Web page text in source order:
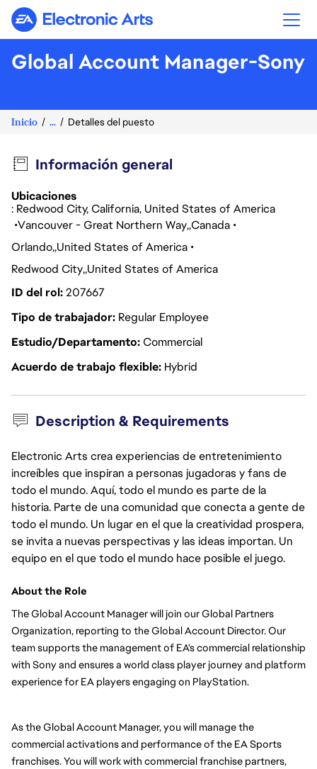
Electronic Arts
Global Account Manager-Sony
Inicio ... Detalles del puesto
Información general
Ubicaciones
: Redwood City, California, United States of America
Vancouver - Great Northern Way Canada
Orlando United States of America
Redwood City United States of America
ID del rol207667
Tipo de trabajador Regular Employee
Estudio/DepartamentoCommercial
Acuerdo de trabajo flexible Hybrid
Description & Requirements
Electronic Arts crea experiencias de entretenimiento
increíbles que inspiran a personas jugadoras y fans de
todo el mundo. Aquí, todo el mundo es parte de la
historia. Parte de una comunidad que conecta a gente de
todo el mundo. Un lugar en el que la creatividad prospera,
se invita a nuevas perspectivas y las ideas importan. Un
equipo en el que todo el mundo hace posible el juego.
About the Role
The Global Account Manager will join our Global Partners
Organization, reporting to the Global Account Director. Our
team supports the management of EA's commercial relationship
with Sony and ensures a world class player journey and platform
experience for EA players engaging on PlayStation.
As the Global Account Manager, you will manage the
commercial activations and performance of the EA Sports
franchises. You will work with commercial franchise partners,